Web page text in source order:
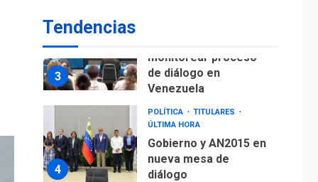
Tendencias
3
monitorear proceso
de diálogo en
Venezuela
4
POLÍTICA
TITULARES
ÚLTIMA HORA
Gobierno y AN2015 en
nueva mesa de
diálogo